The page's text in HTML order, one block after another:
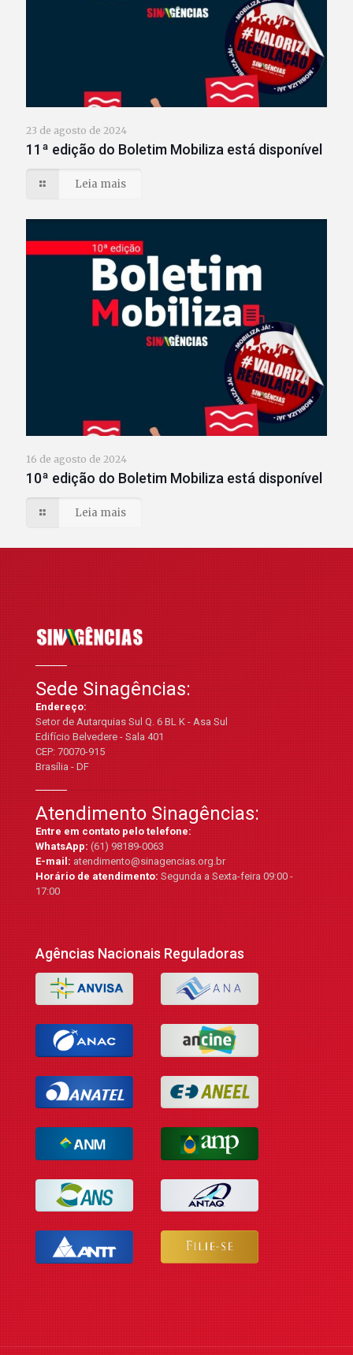
23 de agosto de 2024
11ª edição do Boletim Mobiliza está disponível
Leia mais
16 de agosto de 2024
10ª edição do Boletim Mobiliza está disponível
Leia mais
Sede Sinagências:
Endereço:
Setor de Autarquias Sul Q. 6 BL K - Asa Sul
Edifício Belvedere - Sala 401
CEP: 70070-915
Brasília - DF
Atendimento Sinagências:
Entre em contato pelo telefone:
WhatsApp:(61) 98189-0063
E-mail:atendimento@sinagencias.org.br
Horário de atendimento:Segunda a Sexta-feira 09:00 -
17:00
Agências Nacionais Reguladoras